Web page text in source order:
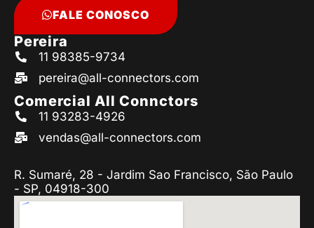
FALE CONOSCO
Pereira
11 98385-9734
pereira@all-connectors.com
Comercial All Connctors
11 93283-4926
vendas@all-connectors.com
R. Sumaré, 28 - Jardim Sao Francisco, São Paulo
- SP, 04918-300